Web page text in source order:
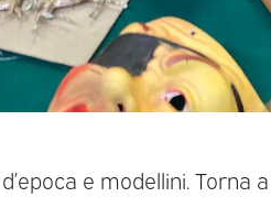
e modellini.